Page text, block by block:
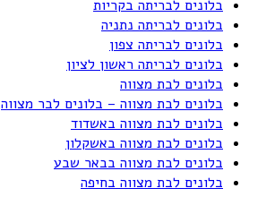
בלונים לבריתה בקריות
בלונים לבריתה נתניה
בלונים לבריתה צפון
בלונים לבריתה ראשון לציון
בלונים לבת מצווה
בלונים לבת מצווה – בלונים לבר מצווה
בלונים לבת מצווה באשדוד
בלונים לבת מצווה באשקלון
בלונים לבת מצווה בבאר שבע
בלונים לבת מצווה בחיפה